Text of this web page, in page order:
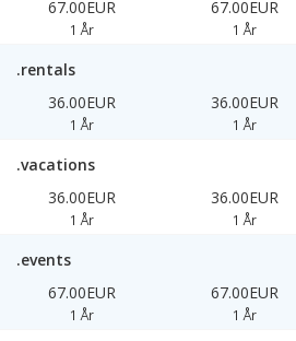
67.00EUR
1 År
67.00EUR
1 År
.rentals
36.00EUR
1 År
36.00EUR
1 År
.vacations
36.00EUR
1 År
36.00EUR
1 År
.events
67.00EUR
1 År
67.00EUR
1 År